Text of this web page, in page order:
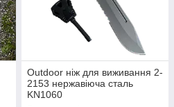
Outdoor ніж для виживання 2-
2153 нержавіюча сталь
KN1060